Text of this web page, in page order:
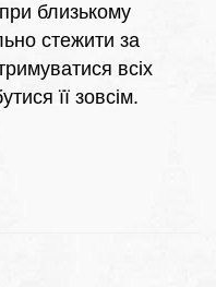
близькому
стежити за
всіх
її зовсім.